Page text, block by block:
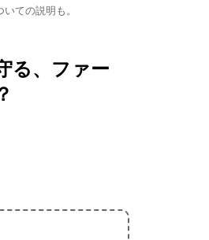
ての説明も。
る、ファー